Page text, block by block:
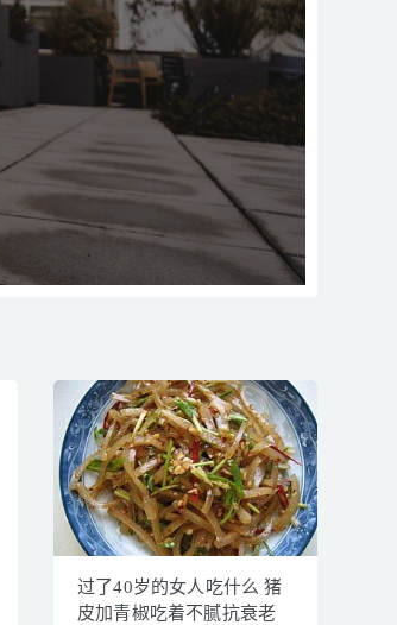
过了40岁的女人吃什么 猪
皮加青椒吃着不腻抗衰老